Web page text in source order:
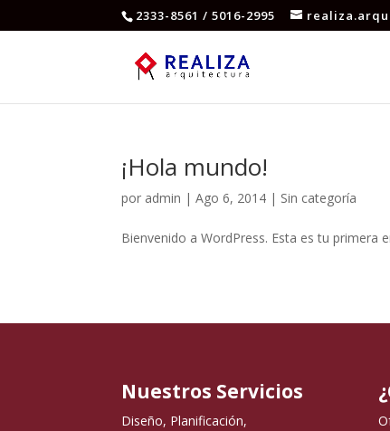
2333-8561 / 5016-2995
¡Hola mundo!
por admin |Ago 6, 2014 | Sin categoría
Bienvenido a WordPress. Esta es tu primera
Nuestros Servicios
Diseño, Planificación,